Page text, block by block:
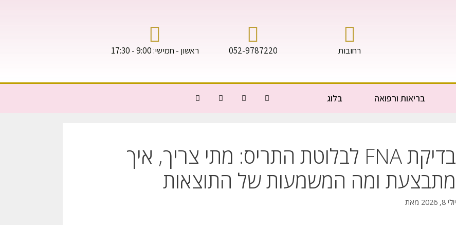
רחובות 052-9787220 ראשון - חמישי: 9:00 - 17:30
בריאות ורפואה בלוג
בדיקת FNA לבלוטת התריס: מתי צריך, איך
מתבצעת ומה המשמעות של התוצאות
יולי 8, 2026 מאת